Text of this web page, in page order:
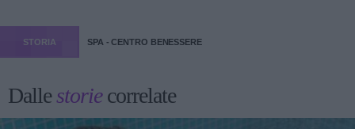
STORIA SPA - CENTRO BENESSERE
Dallestoriecorrelate